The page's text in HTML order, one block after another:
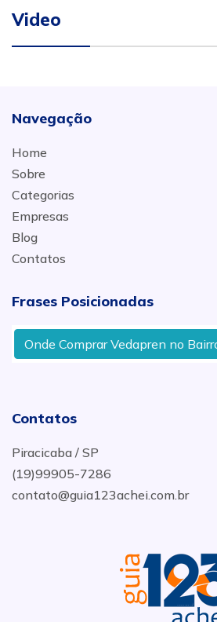
Video
Navegação
Home
Sobre
Categorias
Empresas
Blog
Contatos
Frases Posicionadas
Onde Comprar Vedapren no
Contatos
Piracicaba / SP
(19)99905-7286
contato@guia123achei.com.br